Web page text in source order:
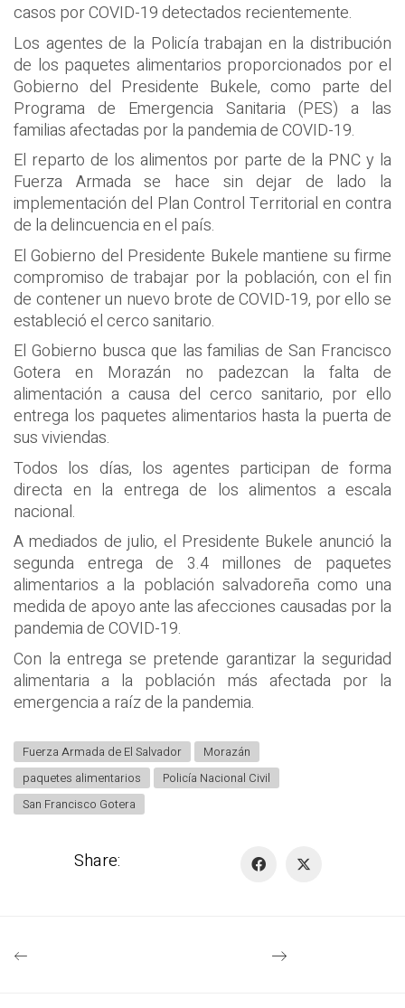
casos por COVID-19 detectados recientemente.
Los agentes de la Policía trabajan en la distribución
de los paquetes alimentarios proporcionados por el
Gobierno del Presidente Bukele, como parte del
Programa de Emergencia Sanitaria (PES) a las
familias afectadas por la pandemia de COVID-19.
El reparto de los alimentos por parte de la PNC y la
Fuerza Armada se hace sin dejar de lado la
implementación del Plan Control Territorial en contra
de la delincuencia en el país.
El Gobierno del Presidente Bukele mantiene su firme
compromiso de trabajar por la población, con el fin
de contener un nuevo brote de COVID-19, por ello se
estableció el cerco sanitario.
El Gobierno busca que las familias de San Francisco
Gotera en Morazán no padezcan la falta de
alimentación a causa del cerco sanitario, por ello
entrega los paquetes alimentarios hasta la puerta de
sus viviendas.
Todos los días, los agentes participan de forma
directa en la entrega de los alimentos a escala
nacional.
A mediados de julio, el Presidente Bukele anunció la
segunda entrega de 3.4 millones de paquetes
alimentarios a la población salvadoreña como una
medida de apoyo ante las afecciones causadas por la
pandemia de COVID-19.
Con la entrega se pretende garantizar la seguridad
alimentaria a la población más afectada por la
emergencia a raíz de la pandemia.
Fuerza Armada de El Salvador
Morazán
paquetes alimentarios
Policía Nacional Civil
San Francisco Gotera
Share: